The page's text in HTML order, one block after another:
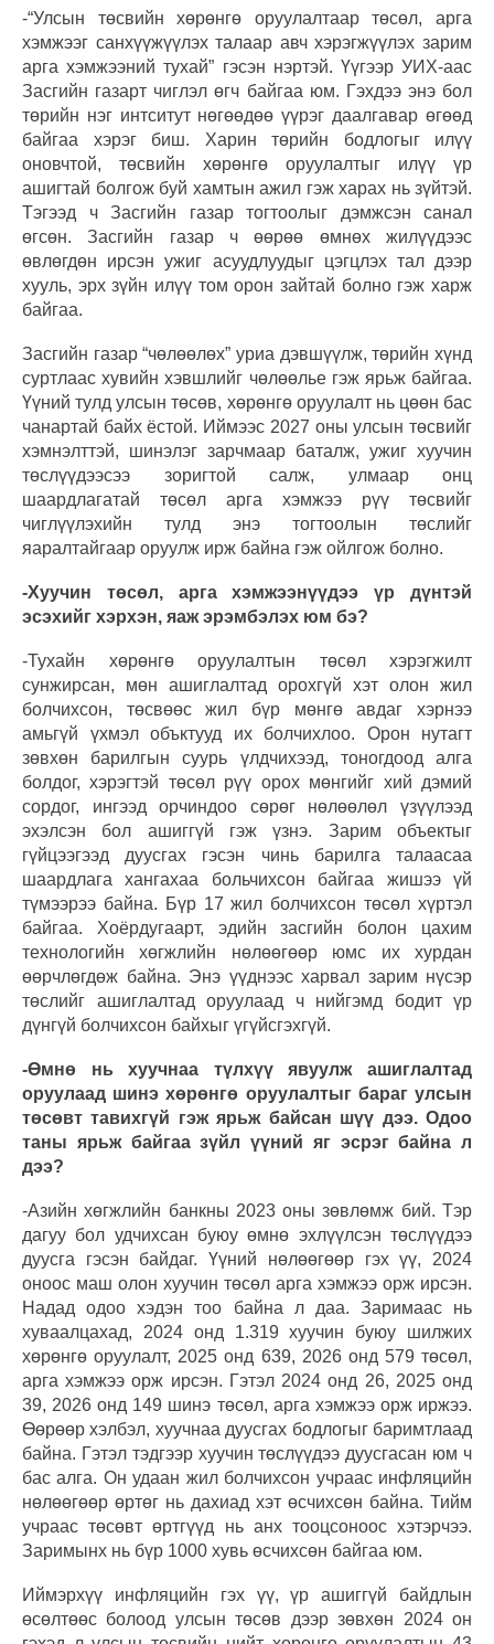
-“Улсын төсвийн хөрөнгө оруулалтаар төсөл, арга
хэмжээг санхүүжүүлэх талаар авч хэрэгжүүлэх зарим
арга хэмжээний тухай” гэсэн нэртэй. Үүгээр УИХ-аас
Засгийн газарт чиглэл өгч байгаа юм. Гэхдээ энэ бол
төрийн нэг интситут нөгөөдөө үүрэг даалгавар өгөөд
байгаа хэрэг биш. Харин төрийн бодлогыг илүү
оновчтой, төсвийн хөрөнгө оруулалтыг илүү үр
ашигтай болгож буй хамтын ажил гэж харах нь зүйтэй.
Тэгээд ч Засгийн газар тогтоолыг дэмжсэн санал
өгсөн. Засгийн газар ч өөрөө өмнөх жилүүдээс
өвлөгдөн ирсэн ужиг асуудлуудыг цэгцлэх тал дээр
хууль, эрх зүйн илүү том орон зайтай болно гэж харж
байгаа.
Засгийн газар “чөлөөлөх” уриа дэвшүүлж, төрийн хүнд
суртлаас хувийн хэвшлийг чөлөөлье гэж ярьж байгаа.
Үүний тулд улсын төсөв, хөрөнгө оруулалт нь цөөн бас
чанартай байх ёстой. Иймээс 2027 оны улсын төсвийг
хэмнэлттэй, шинэлэг зарчмаар баталж, ужиг хуучин
төслүүдээсээ зоригтой салж, улмаар онц
шаардлагатай төсөл арга хэмжээ рүү төсвийг
чиглүүлэхийн тулд энэ тогтоолын төслийг
яаралтайгаар оруулж ирж байна гэж ойлгож болно.
-Хуучин төсөл, арга хэмжээнүүдээ үр дүнтэй
эсэхийг хэрхэн, яаж эрэмбэлэх юм бэ?
-Тухайн хөрөнгө оруулалтын төсөл хэрэгжилт
сунжирсан, мөн ашиглалтад орохгүй хэт олон жил
болчихсон, төсвөөс жил бүр мөнгө авдаг хэрнээ
амьгүй үхмэл объктууд их болчихлоо. Орон нутагт
зөвхөн барилгын суурь үлдчихээд, тоногдоод алга
болдог, хэрэгтэй төсөл рүү орох мөнгийг хий дэмий
сордог, ингээд орчиндоо сөрөг нөлөөлөл үзүүлээд
эхэлсэн бол ашиггүй гэж үзнэ. Зарим объектыг
гүйцээгээд дуусгах гэсэн чинь барилга талаасаа
шаардлага хангахаа больчихсон байгаа жишээ үй
түмээрээ байна. Бүр 17 жил болчихсон төсөл хүртэл
байгаа. Хоёрдугаарт, эдийн засгийн болон цахим
технологийн хөгжлийн нөлөөгөөр юмс их хурдан
өөрчлөгдөж байна. Энэ үүднээс харвал зарим нүсэр
төслийг ашиглалтад оруулаад ч нийгэмд бодит үр
дүнгүй болчихсон байхыг үгүйсгэхгүй.
-Өмнө нь хуучнаа түлхүү явуулж ашиглалтад
оруулаад шинэ хөрөнгө оруулалтыг бараг улсын
төсөвт тавихгүй гэж ярьж байсан шүү дээ. Одоо
таны ярьж байгаа зүйл үүний яг эсрэг байна л
дээ?
-Азийн хөгжлийн банкны 2023 оны зөвлөмж бий. Тэр
дагуу бол удчихсан буюу өмнө эхлүүлсэн төслүүдээ
дуусга гэсэн байдаг. Үүний нөлөөгөөр гэх үү, 2024
оноос маш олон хуучин төсөл арга хэмжээ орж ирсэн.
Надад одоо хэдэн тоо байна л даа. Заримаас нь
хуваалцахад, 2024 онд 1.319 хуучин буюу шилжих
хөрөнгө оруулалт, 2025 онд 639, 2026 онд 579 төсөл,
арга хэмжээ орж ирсэн. Гэтэл 2024 онд 26, 2025 онд
39, 2026 онд 149 шинэ төсөл, арга хэмжээ орж иржээ.
Өөрөөр хэлбэл, хуучнаа дуусгах бодлогыг баримтлаад
байна. Гэтэл тэдгээр хуучин төслүүдээ дуусгасан юм ч
бас алга. Он удаан жил болчихсон учраас инфляцийн
нөлөөгөөр өртөг нь дахиад хэт өсчихсөн байна. Тийм
учраас төсөвт өртгүүд нь анх тооцсоноос хэтэрчээ.
Заримынх нь бүр 1000 хувь өсчихсөн байгаа юм.
Иймэрхүү инфляцийн гэх үү, үр ашиггүй байдлын
өсөлтөөс болоод улсын төсөв дээр зөвхөн 2024 он